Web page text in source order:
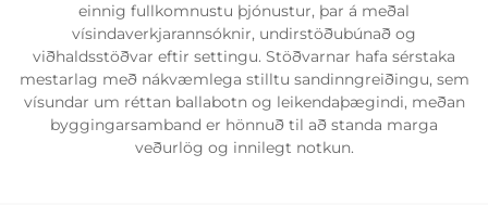
einnig fullkomnustu þjónustur, þar á meðal
vísindaverkjarannsóknir, undirstöðubúnað og
viðhaldsstöðvar eftir settingu. Stöðvarnar hafa sérstaka
mestarlag með nákvæmlega stilltu sandinngreiðingu, sem
vísundar um réttan ballabotn og leikendaþægindi, meðan
byggingarsamband er hönnuð til að standa marga
veðurlög og innilegt notkun.